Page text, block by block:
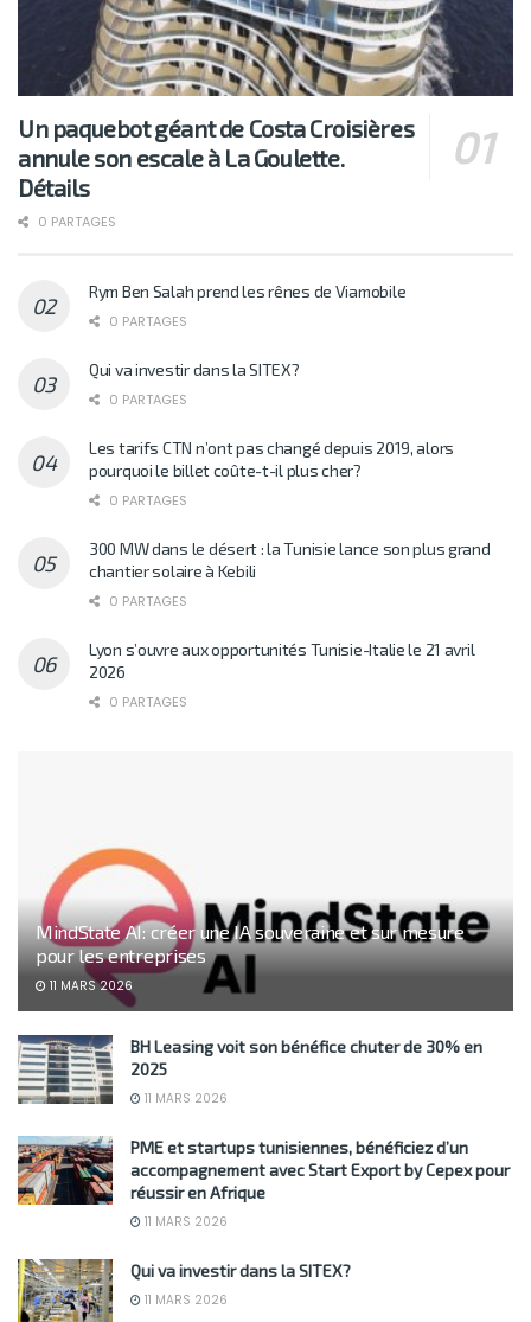
Un paquebot géant de Costa Croisières
annule son escale à La Goulette.
Détails
0 PARTAGES
Rym Ben Salah prend les rênes de Viamobile
0 PARTAGES
Qui va investir dans la SITEX?
0 PARTAGES
Les tarifs CTN n’ont pas changé depuis 2019, alors
pourquoi le billet coûte-t-il plus cher?
0 PARTAGES
300 MW dans le désert : la Tunisie lance son plus grand
chantier solaire à Kebili
0 PARTAGES
Lyon s’ouvre aux opportunités Tunisie-Italie le 21 avril
2026
0 PARTAGES
MindState AI: créer une IA souveraine et sur mesure
pour les entreprises
11 MARS 2026
BH Leasing voit son bénéfice chuter de 30% en
2025
11 MARS 2026
PME et startups tunisiennes, bénéficiez d’un
accompagnement avec Start Export by Cepex pour
réussir en Afrique
11 MARS 2026
Qui va investir dans la SITEX?
11 MARS 2026